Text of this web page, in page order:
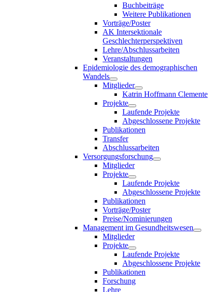
Buchbeiträge
Weitere Publikationen
Vorträge/Poster
AK Intersektionale
Geschlechterperspektiven
Lehre/Abschlussarbeiten
Veranstaltungen
Epidemiologie des demographischen
Wandels
Mitglieder
Katrin Hoffmann Clemente
Projekte
Laufende Projekte
Abgeschlossene Projekte
Publikationen
Transfer
Abschlussarbeiten
Versorgungsforschung
Mitglieder
Projekte
Laufende Projekte
Abgeschlossene Projekte
Publikationen
Vorträge/Poster
Preise/Nominierungen
Management im Gesundheitswesen
Mitglieder
Projekte
Laufende Projekte
Abgeschlossene Projekte
Publikationen
Forschung
Lehre